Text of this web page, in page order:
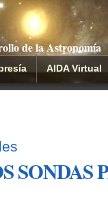
de la Astronomía
AIDA Virtual
SONDAS